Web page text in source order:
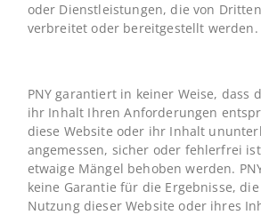
oder Dienstleistungen, die von
verbreitet oder bereitgestellt werden.
PNY garantiert in keiner Weise, dass
ihr Inhalt Ihren Anforderungen
diese Website oder ihr Inhalt
angemessen, sicher oder fehlerfrei
etwaige Mängel behoben werden.
keine Garantie für die Ergebnisse,
Nutzung dieser Website oder ihres